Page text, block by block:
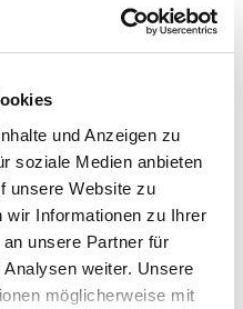
und Anzeigen zu
soziale Medien anbieten
unsere Website zu
wir Informationen zu Ihrer
unsere Partner für
weiter. Unsere
möglicherweise mit